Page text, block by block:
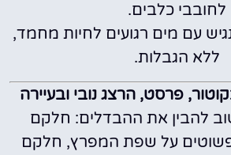
לחובבי כלבים.
עם מים רגועים לחיות מחמד,
ללא הגבלות.
פרסט, הרצג נובי ובעיירה
להבין את ההבדלים: חלקם
פשוטים על שפת המפרץ, חלקם